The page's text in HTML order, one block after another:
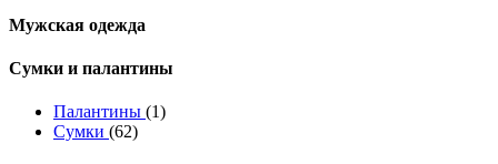
Мужская одежда
Сумки и палантины
Палантины (1)
Сумки (62)